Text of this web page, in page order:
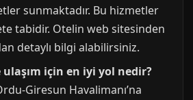
sunmaktadır. Bu hizmetler
tabidir. Otelin web sitesinden
detaylı bilgi alabilirsiniz.
ulaşım için en iyi yol nedir?
Giresun Havalimanı’na